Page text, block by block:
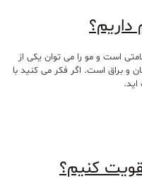
داریم؟
است و مو را می توان یکی از
و براق است. اگر فکر می کنید با
اید.
کنیم؟